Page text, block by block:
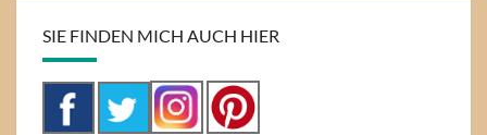
SIE FINDEN MICH AUCH HIER